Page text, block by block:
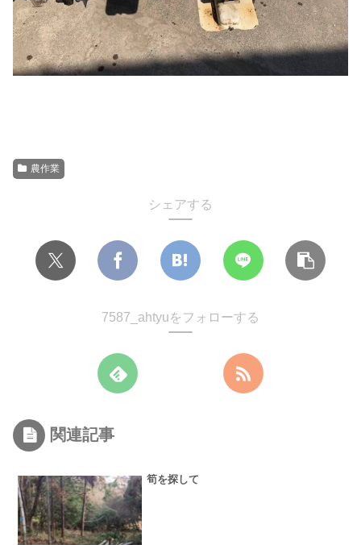
農作業
シェアする
7587_ahtyuをフォローする
関連記事
筍を探して